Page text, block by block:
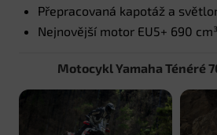
Přepracovaná kapotáž a
Nejnovější motor EU5+ 690
Motocykl Yamaha Ténéré